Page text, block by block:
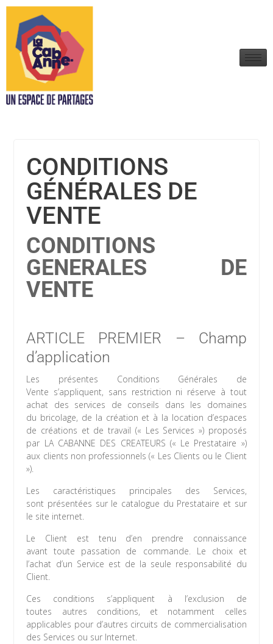
CONDITIONS
GÉNÉRALES DE
VENTE
CONDITIONS
GENERALES DE
VENTE
ARTICLE PREMIER – Champ
d’application
Les présentes Conditions Générales de
Vente s’appliquent, sans restriction ni réserve à tout
achat des services de conseils dans les domaines
du bricolage, de la création et à la location d’espaces
de créations et de travail (« Les Services ») proposés
par LA CABANNE DES CREATEURS (« Le Prestataire »)
aux clients non professionnels (« Les Clients ou le Client
»).
Les caractéristiques principales des Services,
sont présentées sur le catalogue du Prestataire et sur
le site internet.
Le Client est tenu d’en prendre connaissance
avant toute passation de commande. Le choix et
l’achat d’un Service est de la seule responsabilité du
Client.
Ces conditions s’appliquent à l’exclusion de
toutes autres conditions, et notamment celles
applicables pour d’autres circuits de commercialisation
des Services ou sur Internet.